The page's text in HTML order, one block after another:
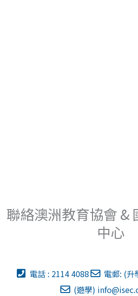
聯絡澳洲教育協會 &
中心
電話 : 2114 4088 電郵: (升
(遊學)